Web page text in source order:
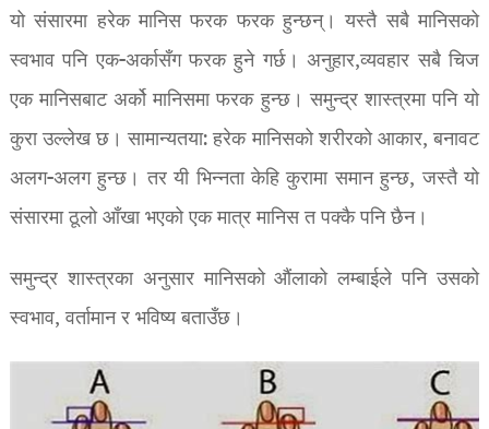
यो संसारमा हरेक मानिस फरक फरक हुन्छन्। यस्तै सबै मानिसको
स्वभाव पनि एक-अर्कासँग फरक हुने गर्छ। अनुहार,व्यवहार सबै चिज
एक मानिसबाट अर्को मानिसमा फरक हुन्छ। समुन्द्र शास्त्रमा पनि यो
कुरा उल्लेख छ। सामान्यतया: हरेक मानिसको शरीरको आकार, बनावट
अलग-अलग हुन्छ। तर यी भिन्नता केहि कुरामा समान हुन्छ, जस्तै यो
संसारमा ठूलो आँखा भएको एक मात्र मानिस त पक्कै पनि छैन।
समुन्द्र शास्त्रका अनुसार मानिसको औंलाको लम्बाईले पनि उसको
स्वभाव, वर्तामान र भविष्य बताउँछ।